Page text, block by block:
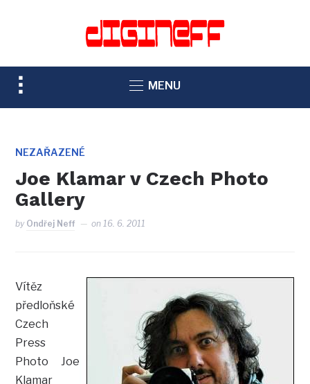
TOGGLE
SIDEBAR
NAVIGATION
MENU
NEZAŘAZENÉ
Joe Klamar v Czech Photo
Gallery
by Ondřej Neff on16. 6. 2011
Vítěz
předloňské
Czech
Press
Photo Joe
Klamar